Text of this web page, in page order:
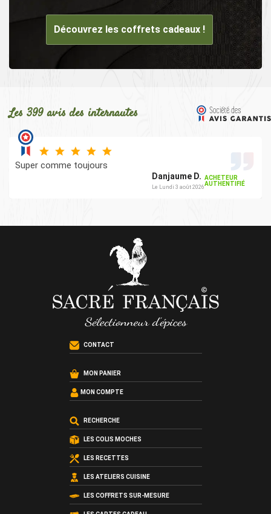
Découvrez les coffrets cadeaux !
Les 399 avis des internautes
Super comme toujours
Danjaume D.
Le Lundi 3 août 2026
ACHETEUR
AUTHENTIFIÉ
CONTACT
MON PANIER
MON COMPTE
RECHERCHE
LES COLIS MOCHES
LES RECETTES
LES ATELIERS CUISINE
LES COFFRETS SUR-MESURE